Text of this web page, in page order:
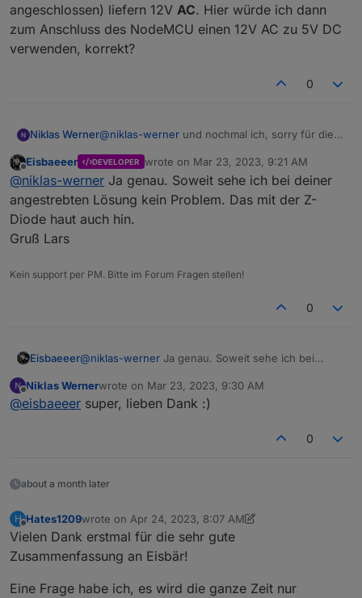
angeschlossen) liefern 12V AC. Hier würde ich dann
zum Anschluss des NodeMCU einen 12V AC zu 5V DC
verwenden, korrekt?
0
Niklas Werner@niklas-werner und nochmal ich, sorry für die
Bei mir liegt zwischen 1 und 7 auch knapp 18V
DCan (logischerweise). Beim Klingeln geht es
auf ca. 21V DC hoch um dann auf ca. 14V zu
fallen. Also sollte, nach meinem Verständnis, die
Eingangsschaltung von
Die Kabel an meinem TR 603-0 (jeweils an b und
c angeschlossen) liefern 12V AC. Hier würde ich
dann zum Anschluss des NodeMCU einen 12V
AC zu 5V DC verwenden, korrekt?
Offline
Eisbaeeer DEVELOPER wrote on Mar 23, 2023, 9:21 AM
last edited by
@niklas-werner Ja genau. Soweit sehe ich bei deiner
angestrebten Lösung kein Problem. Das mit der Z-
Diode haut auch hin.
Gruß Lars
Kein support per PM. Bitte im Forum Fragen stellen!
0
Eisbaeeer@niklas-werner Ja genau. Soweit sehe ich bei
der Z-Diode haut auch hin.
Gruß Lars
Offline
Niklas Wernerwrote on Mar 23, 2023, 9:30 AM
last edited by
@eisbaeeer super, lieben Dank :)
0
about a month later
H
Offline
Hates1209wrote on Apr 24, 2023, 8:07 AM
last edited by Hates1209Apr 24, 2023, 11:17 AM
Vielen Dank erstmal für die sehr gute
Zusammenfassung an Eisbär!
Eine Frage habe ich, es wird die ganze Zeit nur